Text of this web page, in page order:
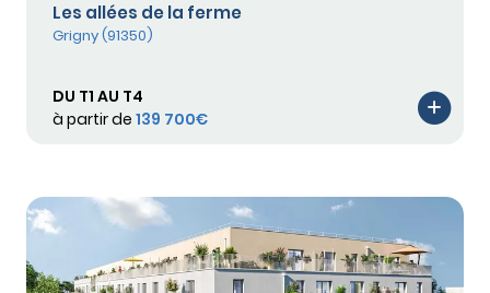
Les allées de la ferme
Grigny (91350)
DU T1 AU T4
à partir de 139 700€